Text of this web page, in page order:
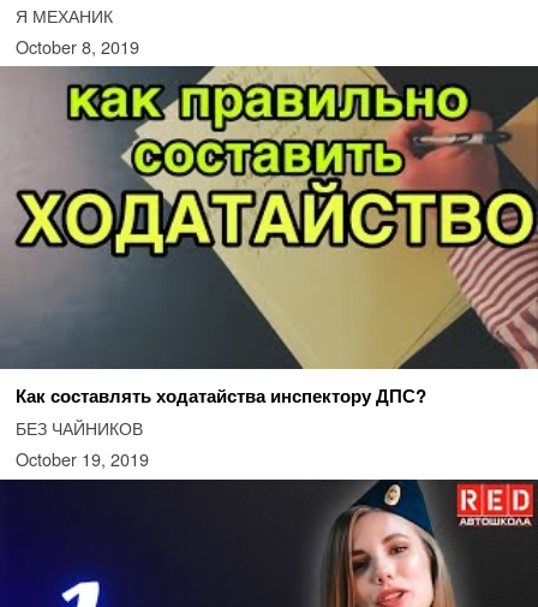
Я МЕХАНИК
October 8, 2019
Как составлять ходатайства инспектору ДПС?
БЕЗ ЧАЙНИКОВ
October 19, 2019